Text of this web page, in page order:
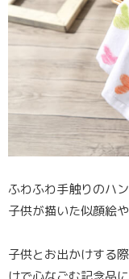
ふわふわ手触りのハ
子供が描いた似顔絵
子供とお出かけする